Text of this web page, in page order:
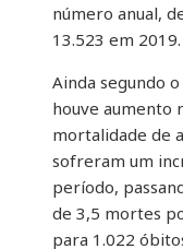
número anual,
13.523 em 2019.
Ainda segundo
houve aumento
mortalidade de
sofreram um
período,
de 3,5 mortes
para 1.022